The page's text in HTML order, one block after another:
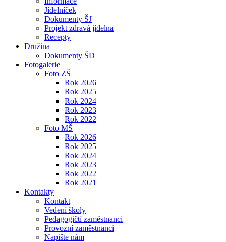
Jídelníček
Dokumenty ŠJ
Projekt zdravá jídelna
Recepty
Družina
Dokumenty ŠD
Fotogalerie
Foto ZŠ
Rok 2026
Rok 2025
Rok 2024
Rok 2023
Rok 2022
Foto MŠ
Rok 2026
Rok 2025
Rok 2024
Rok 2023
Rok 2022
Rok 2021
Kontakty
Kontakt
Vedení školy
Pedagogičtí zaměstnanci
Provozní zaměstnanci
Napište nám